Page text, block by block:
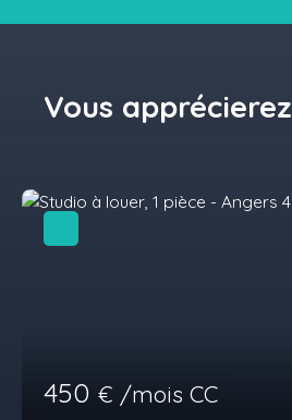
Vous apprécierez
450 € /mois CC